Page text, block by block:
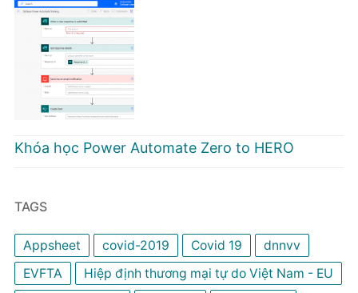
Khóa học Power Automate Zero to HERO
TAGS
Appsheet covid-2019 Covid 19
dnnvv
EVFTA
Hiệp định thương mại tự do Việt Nam - EU